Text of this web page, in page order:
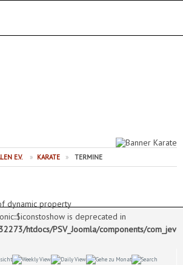
E.V. » KARATE » TERMINE
dynamic property
is deprecated in
htdocs/PSV_Joomla/components/